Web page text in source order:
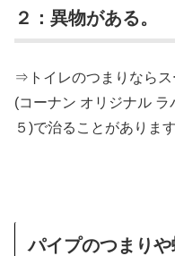
２：異物がある。
⇒トイレのつまりなら
(コーナン オリジナル
５)で治ることがあります
パイプのつまり